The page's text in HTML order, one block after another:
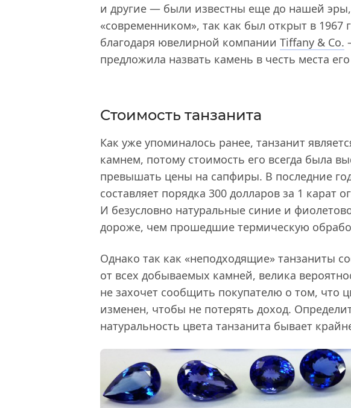
и другие — были известны еще до нашей эры,
«современником», так как был открыт в 1967
благодаря ювелирной компании Tiffany & Co.
предложила назвать камень в честь места
Стоимость танзанита
Как уже упоминалось ранее, танзанит
камнем, потому стоимость его всегда была
превышать цены на сапфиры. В последние
составляет порядка 300 долларов за 1 карат
И безусловно натуральные синие и
дороже, чем прошедшие термическую
Однако так как «неподходящие» танзаниты
от всех добываемых камней, велика
не захочет сообщить покупателю о том, что
изменен, чтобы не потерять доход.
натуральность цвета танзанита бывает